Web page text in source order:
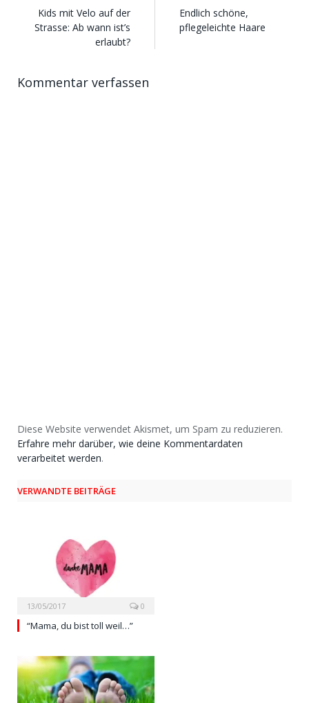
Kids mit Velo auf der
Strasse: Ab wann ist’s
erlaubt?
Endlich schöne,
pflegeleichte Haare
Kommentar verfassen
Diese Website verwendet Akismet, um Spam zu reduzieren.
Erfahre mehr darüber, wie deine Kommentardaten
verarbeitet werden.
VERWANDTE BEITRÄGE
13/05/2017 0
“Mama, du bist toll weil…”